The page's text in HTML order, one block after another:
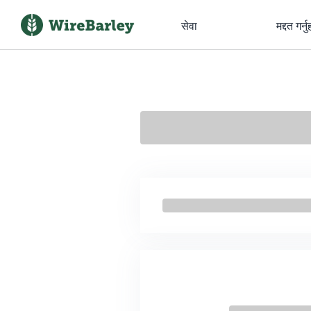
सेवा मद्दत